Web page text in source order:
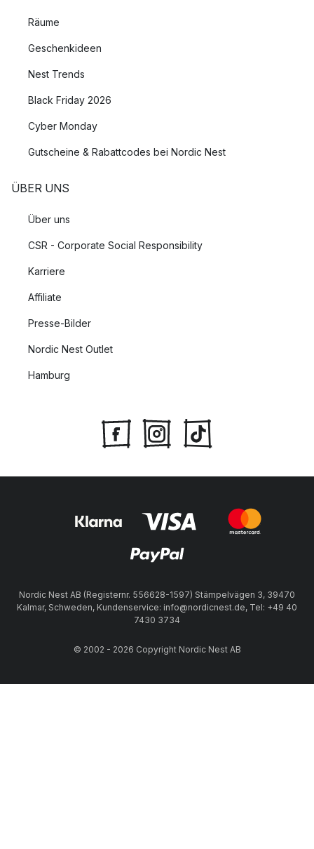
Räume
Geschenkideen
Nest Trends
Black Friday 2026
Cyber Monday
Gutscheine & Rabattcodes bei Nordic Nest
ÜBER UNS
Über uns
CSR - Corporate Social Responsibility
Karriere
Affiliate
Presse-Bilder
Nordic Nest Outlet
Hamburg
Nordic Nest AB (Registernr. 556628-1597) Stämpelvägen 3, 39470
Kalmar, Schweden, Kundenservice: info@nordicnest.de, Tel: +49 40
7430 3734
© 2002 - 2026 Copyright Nordic Nest AB